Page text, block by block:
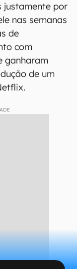
justamente por
nas semanas
de
com
ganharam
de um